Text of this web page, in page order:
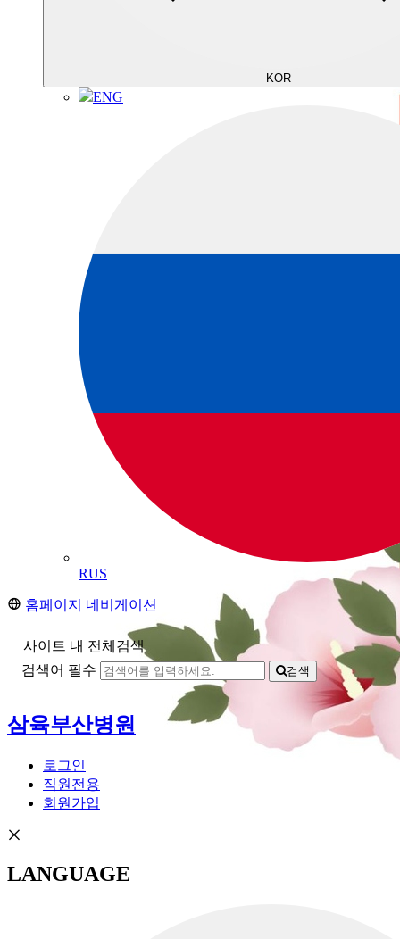
KOR
ENG
RUS
홈페이지 네비게이션
사이트 내 전체검색
검색어 필수
검색
삼육부산병원
로그인
직원전용
회원가입
LANGUAGE